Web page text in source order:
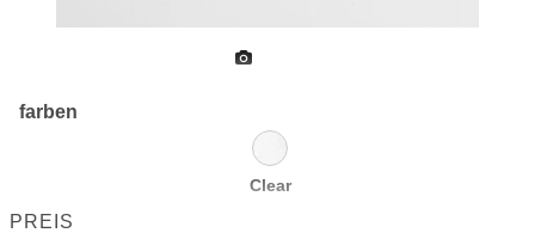
farben
Clear
PREIS